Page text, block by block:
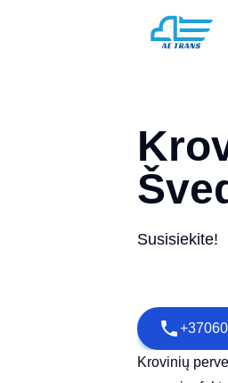
Susisiekite!
Krovinių